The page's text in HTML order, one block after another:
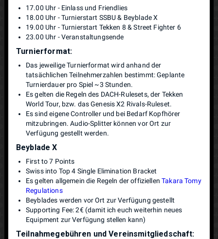
17.00 Uhr - Einlass und Friendlies
18.00 Uhr - Turnierstart SSBU & Beyblade X
19.00 Uhr - Turnierstart Tekken 8 & Street Fighter 6
23.00 Uhr - Veranstaltungsende
Turnierformat:
Das jeweilige Turnierformat wird anhand der
tatsächlichen Teilnehmerzahlen bestimmt: Geplante
Turnierdauer pro Spiel ~3 Stunden.
Es gelten die Regeln des DACH-Rulesets, der Tekken
World Tour, bzw. das Genesis X2 Rivals-Ruleset.
Es sind eigene Controller und bei Bedarf Kopfhörer
mitzubringen. Audio-Splitter können vor Ort zur
Verfügung gestellt werden.
Beyblade X
First to 7 Points
Swiss into Top 4 Single Elimination Bracket
Es gelten allgemein die Regeln der offiziellenTakara Tomy
Regulations
Beyblades werden vor Ort zur Verfügung gestellt
Supporting Fee: 2€ (damit ich euch weiterhin neues
Equipment zur Verfügung stellen kann)
Teilnahmegebühren und Vereinsmitgliedschaft: